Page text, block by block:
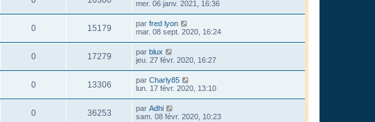
mer. 06 janv. 2021, 16:36
0 15179 par fred lyon
mar. 08 sept. 2020, 16:24
0 17279 par blux
jeu. 27 févr. 2020, 16:27
0 13306 par Charly85
lun. 17 févr. 2020, 13:10
0 36253 par Adhi
sam. 08 févr. 2020, 10:23